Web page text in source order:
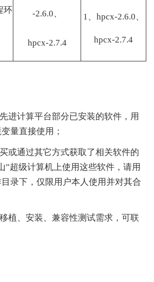
环
-2.6.0、
hpcx-2.7.4
1、hpcx-2.6.0、
hpcx-2.7.4
进计算平台部分已安装的软件，用
量直接使用；
或通过其它方式获取了相关软件的
”超级计算机上使用这些软件，请用
录下，仅限用户本人使用并对其合
植、安装、兼容性测试需求，可联